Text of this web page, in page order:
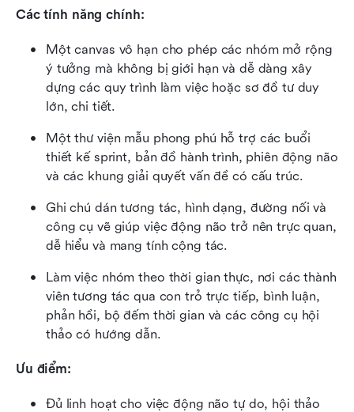
Các tính năng chính:
Một canvas vô hạn cho phép các nhóm mở rộng
ý tưởng mà không bị giới hạn và dễ dàng xây
dựng các quy trình làm việc hoặc sơ đồ tư duy
lớn, chi tiết.
Một thư viện mẫu phong phú hỗ trợ các buổi
thiết kế sprint, bản đồ hành trình, phiên động não
và các khung giải quyết vấn đề có cấu trúc.
Ghi chú dán tương tác, hình dạng, đường nối và
công cụ vẽ giúp việc động não trở nên trực quan,
dễ hiểu và mang tính cộng tác.
Làm việc nhóm theo thời gian thực, nơi các thành
viên tương tác qua con trỏ trực tiếp, bình luận,
phản hồi, bộ đếm thời gian và các công cụ hội
thảo có hướng dẫn.
Ưu điểm:
Đủ linh hoạt cho việc động não tự do, hội thảo